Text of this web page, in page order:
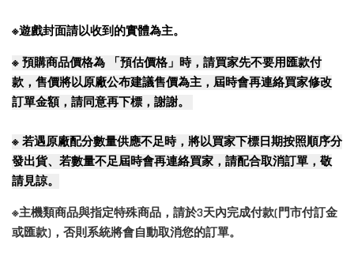
※遊戲封面請以收到的實體為主。
※ 預購商品價格為 「預估價格」時，請買家先不要用匯款付
款，售價將以原廠公布建議售價為主，屆時會再連絡買家修改
訂單金額，請同意再下標，謝謝。
※ 若遇原廠配分數量供應不足時，將以買家下標日期按照順序分
發出貨、若數量不足屆時會再連絡買家，請配合取消訂單，敬
請見諒。
※主機類商品與指定特殊商品，請於3天內完成付款(門市付訂金
或匯款)，否則系統將會自動取消您的訂單。